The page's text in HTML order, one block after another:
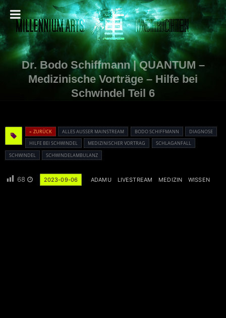
Dr. Bodo Schiffmann | QUANTUM –
Medizinische Vorträge – Hilfe bei
Schwindel Teil 6
« ZURÜCK ALLES AUSSER MAINSTREAM BODO SCHIFFMANN
DIAGNOSE
HILFE BEI SCHWINDEL
MEDIZINISCHER VORTRAG
SCHLAGANFALL
SCHWINDEL
SCHWINDELAMBULANZ
68 2023-09-06 ADAMU LIVESTREAM MEDIZIN WISSEN